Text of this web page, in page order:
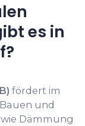
es in
fördert im
und
Dämmung